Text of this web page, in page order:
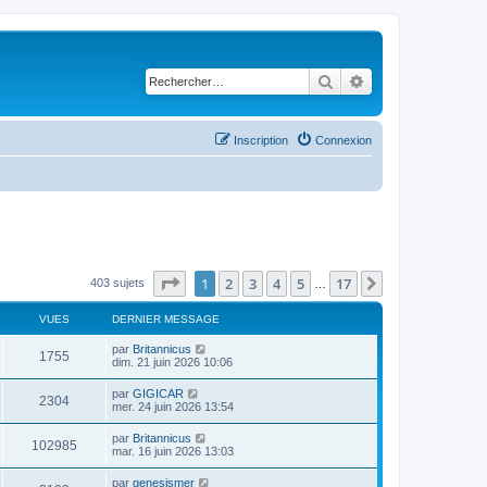
Rechercher
Connexion
Inscription
403 sujets Page sur17
1 2 3 4 5 17
VUES DERNIER MESSAGE
1755
u
s
D
e
i
e
r
m
e
s
s
par Britannicus
dim. 21 juin 2026 10:06
2304V
u
D
e
i
e
r
m
par GIGICAR
mer. 24 juin 2026 13:54
102985
u
D
e
par Britannicus
mar. 16 juin 2026 13:03
D
par genesismer